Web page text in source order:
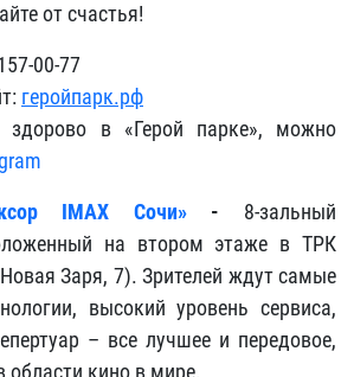
от счастья!
00-77
геройпарк.рф
здорово в «Герой парке», можно
IMAX Сочи»- 8-зальный
на втором этаже в ТРК
Заря, 7). Зрителей ждут самые
высокий уровень сервиса,
– все лучшее и передовое,
области кино в мире.